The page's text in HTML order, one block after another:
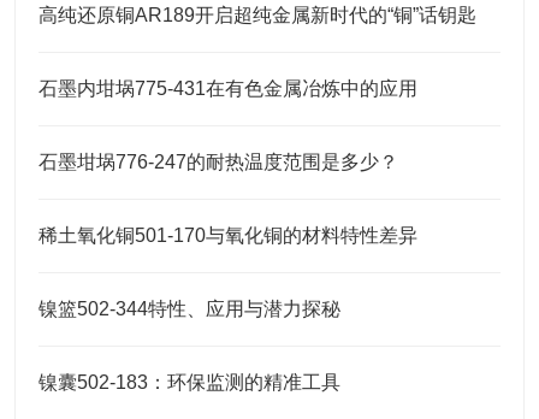
高纯还原铜AR189开启超纯金属新时代的“铜”话钥匙
石墨内坩埚775-431在有色金属冶炼中的应用
石墨坩埚776-247的耐热温度范围是多少？
稀土氧化铜501-170与氧化铜的材料特性差异
镍篮502-344特性、应用与潜力探秘
镍囊502-183：环保监测的精准工具